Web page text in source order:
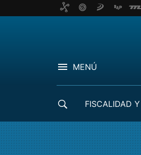
MENÚ
FISCALIDAD